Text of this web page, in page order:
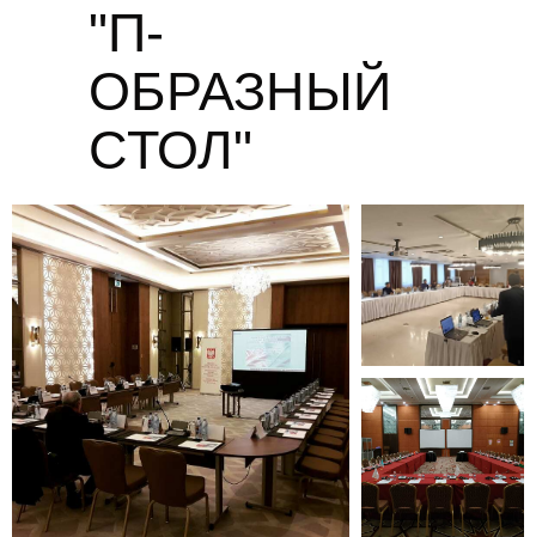
"П-
ОБРАЗНЫЙ
СТОЛ"